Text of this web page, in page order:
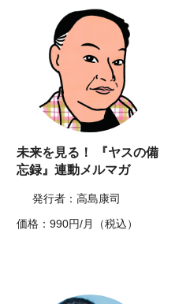
未来を見る！ 『ヤスの備
忘録』連動メルマガ
発行者：高島康司
価格：990円/月（税込）